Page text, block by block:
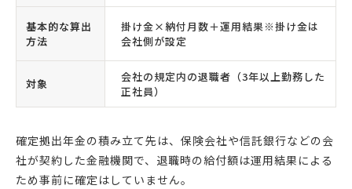
基本的な算出
方法
掛け金×納付月数＋運用結果※掛け金は
会社側が設定
対象
会社の規定内の退職者（3年以上勤務した
正社員）
確定拠出年金の積み立て先は、保険会社や信託銀行などの会
社が契約した金融機関で、退職時の給付額は運用結果による
ため事前に確定はしていません。